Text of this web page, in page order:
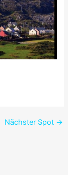
Nächster Spot →